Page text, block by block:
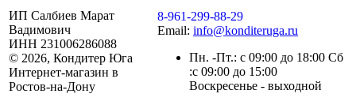
ИП Салбиев Марат
Вадимович
ИНН 231006286088
© 2026, Кондитер Юга
Интернет-магазин в
Ростов-на-Дону
8-961-299-88-29
Email: info@konditeruga.ru
Пн. -Пт.: с 09:00 до 18:00 Сб
:с 09:00 до 15:00
Воскресенье - выходной